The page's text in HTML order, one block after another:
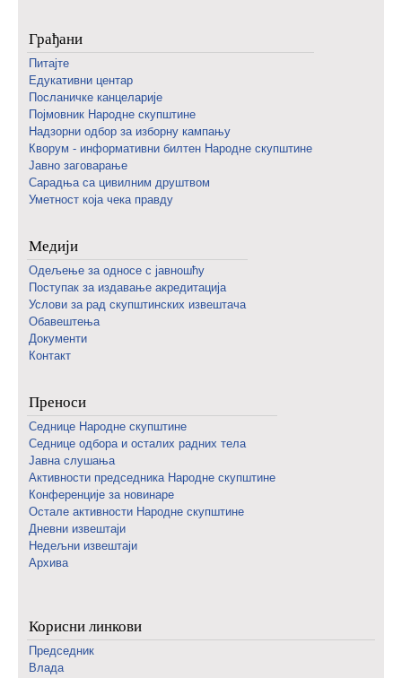
Грађани
Питајте
Едукативни центар
Посланичке канцеларије
Појмовник Народне скупштине
Надзорни одбор за изборну кампању
Кворум - информативни билтен Народне скупштине
Јавно заговарање
Сарадња са цивилним друштвом
Уметност која чека правду
Медији
Одељење за односе с јавношћу
Поступак за издавање акредитација
Услови за рад скупштинских извештача
Обавештења
Документи
Контакт
Преноси
Седнице Народне скупштине
Седнице одбора и осталих радних тела
Јавна слушања
Активности председника Народне скупштине
Конференције за новинаре
Oстале активности Народне скупштине
Дневни извештаји
Недељни извештаји
Архива
Корисни линкови
Председник
Влада